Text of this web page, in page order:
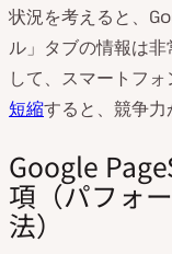
状況を考えると、
ル」タブの情報は
して、スマートフ
短縮すると、競争力
Google
項（パフォ
法）